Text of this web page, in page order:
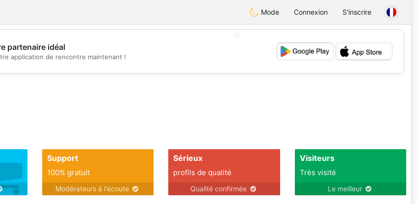
Mode Connexion S'inscrire
💕
partenaire idéal
application de rencontre maintenant !
Support
100% gratuit
Modérateurs à l'écoute
Sérieux
profils de qualité
Qualité confirmée
Visiteurs
Très visité
Le meilleur